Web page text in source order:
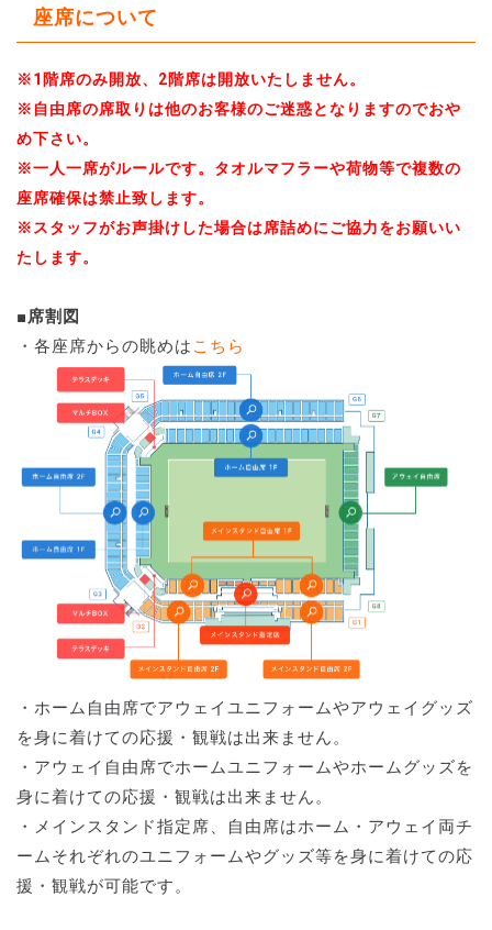
座席について
※1階席のみ開放、2階席は開放いたしません。
※自由席の席取りは他のお客様のご迷惑となりますのでおや
め下さい。
※一人一席がルールです。タオルマフラーや荷物等で複数の
座席確保は禁止致します。
※スタッフがお声掛けした場合は席詰めにご協力をお願いい
たします。
■席割図
・各座席からの眺めは こちら
・ホーム自由席でアウェイユニフォームやアウェイグッズ
を身に着けての応援・観戦は出来ません。
・アウェイ自由席でホームユニフォームやホームグッズを
身に着けての応援・観戦は出来ません。
・メインスタンド指定席、自由席はホーム・アウェイ両チ
ームそれぞれのユニフォームやグッズ等を身に着けての応
援・観戦が可能です。